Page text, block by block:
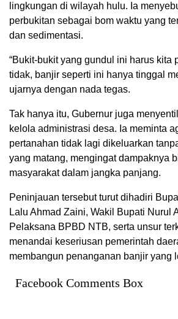
lingkungan di wilayah hulu. Ia
perbukitan sebagai bom waktu yang
dan sedimentasi.
“Bukit-bukit yang gundul ini harus kita
tidak, banjir seperti ini hanya tinggal
ujarnya dengan nada tegas.
Tak hanya itu, Gubernur juga
kelola administrasi desa. Ia meminta
pertanahan tidak lagi dikeluarkan
yang matang, mengingat dampaknya
masyarakat dalam jangka panjang.
Peninjauan tersebut turut dihadiri
Lalu Ahmad Zaini, Wakil Bupati Nurul
Pelaksana BPBD NTB, serta unsur
menandai keseriusan pemerintah
membangun penanganan banjir yang
Facebook Comments Box